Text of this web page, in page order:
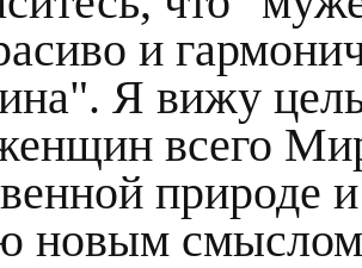
и
Я вижу
всего
природе
новым